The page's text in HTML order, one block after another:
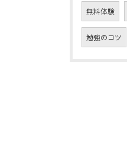
無料体験
勉強のコツ